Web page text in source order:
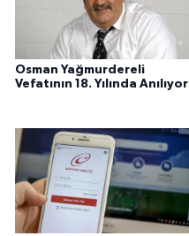
Osman Yağmurdereli
Vefatının 18. Yılında Anılıyor